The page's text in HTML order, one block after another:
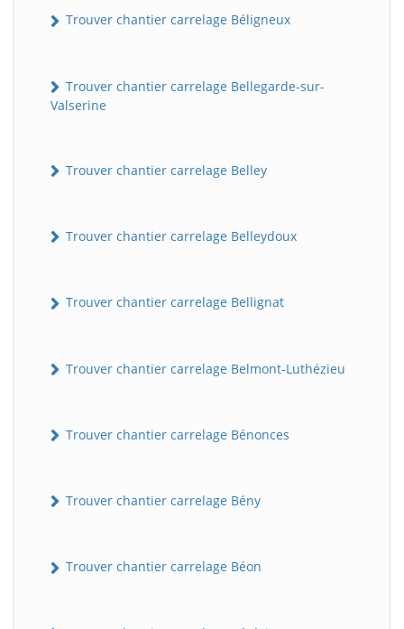
Trouver chantier carrelage Béligneux
Trouver chantier carrelage Bellegarde-sur-
Valserine
Trouver chantier carrelage Belley
Trouver chantier carrelage Belleydoux
Trouver chantier carrelage Bellignat
Trouver chantier carrelage Belmont-Luthézieu
Trouver chantier carrelage Bénonces
Trouver chantier carrelage Bény
Trouver chantier carrelage Béon